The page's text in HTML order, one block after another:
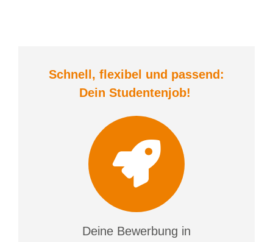
Schnell, flexibel und passend:
Dein Studentenjob!
Deine Bewerbung in